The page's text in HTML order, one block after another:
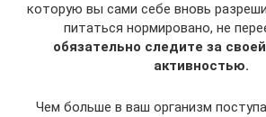
которую вы сами себе вновь
питаться нормировано, не
обязательно следите за
активностью.
Чем больше в ваш организм